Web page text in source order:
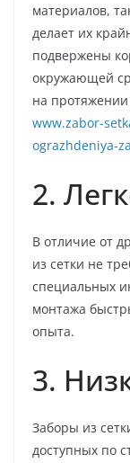
материалов,
делает их
подвержены
окружающей
на протяжении
www.zabor-
ograzhdeniya-
2.
В отличие от
из сетки не
специальных
монтажа
опыта.
3.
Заборы из
доступных по